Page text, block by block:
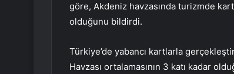
göre, Akdeniz havzasında turizmde
olduğunu bildirdi.
Türkiye’de yabancı kartlarla
Havzası ortalamasının 3 katı kadar